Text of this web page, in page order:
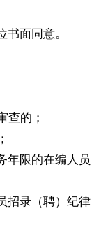
面同意。
的；
限的在编人员
招录（聘）纪律